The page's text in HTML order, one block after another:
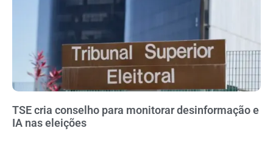
TSE cria conselho para monitorar desinformação e
IA nas eleições